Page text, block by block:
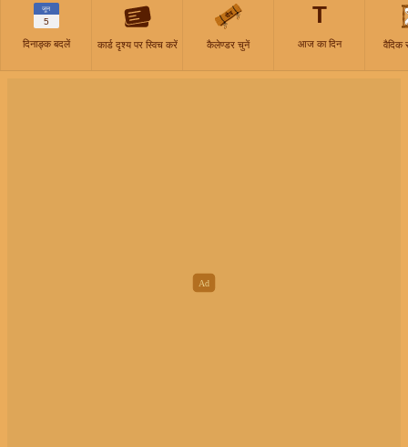
जून
5
दिनाङ्क बदलें कार्ड दृश्य पर स्विच करें कैलेण्डर चुनें
T
आज का दिन वैदिक